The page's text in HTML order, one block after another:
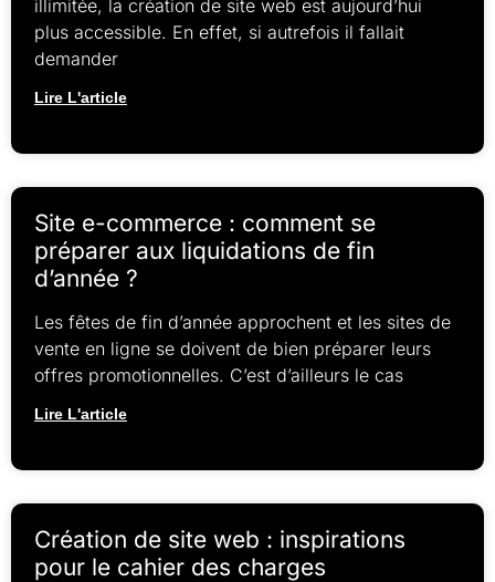
illimitée, la création de site web est aujourd’hui
plus accessible. En effet, si autrefois il fallait
demander
Lire L'article
Site e-commerce : comment se
préparer aux liquidations de fin
d’année ?
Les fêtes de fin d’année approchent et les sites de
vente en ligne se doivent de bien préparer leurs
offres promotionnelles. C’est d’ailleurs le cas
Lire L'article
Création de site web : inspirations
pour le cahier des charges